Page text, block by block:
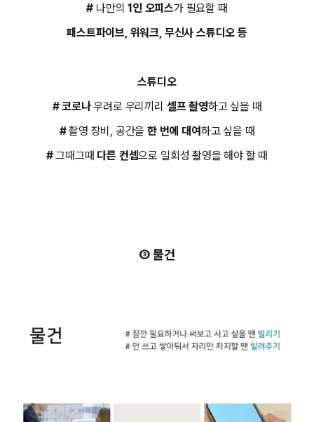
# 나만의1인 오피스가 필요할 때
패스트파이브, 위워크, 무신사 스튜디오 등
스튜디오
# 코로나우려로 우리끼리 셀프 촬영하고 싶을 때
# 촬영 장비, 공간을한 번에 대여하고 싶을 때
#그때그때 다른 컨셉으로 일회성 촬영을 해야 할 때
③ 물건